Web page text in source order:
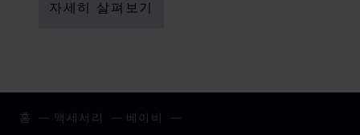
자세히 살펴보기
홈 액세서리 베이비